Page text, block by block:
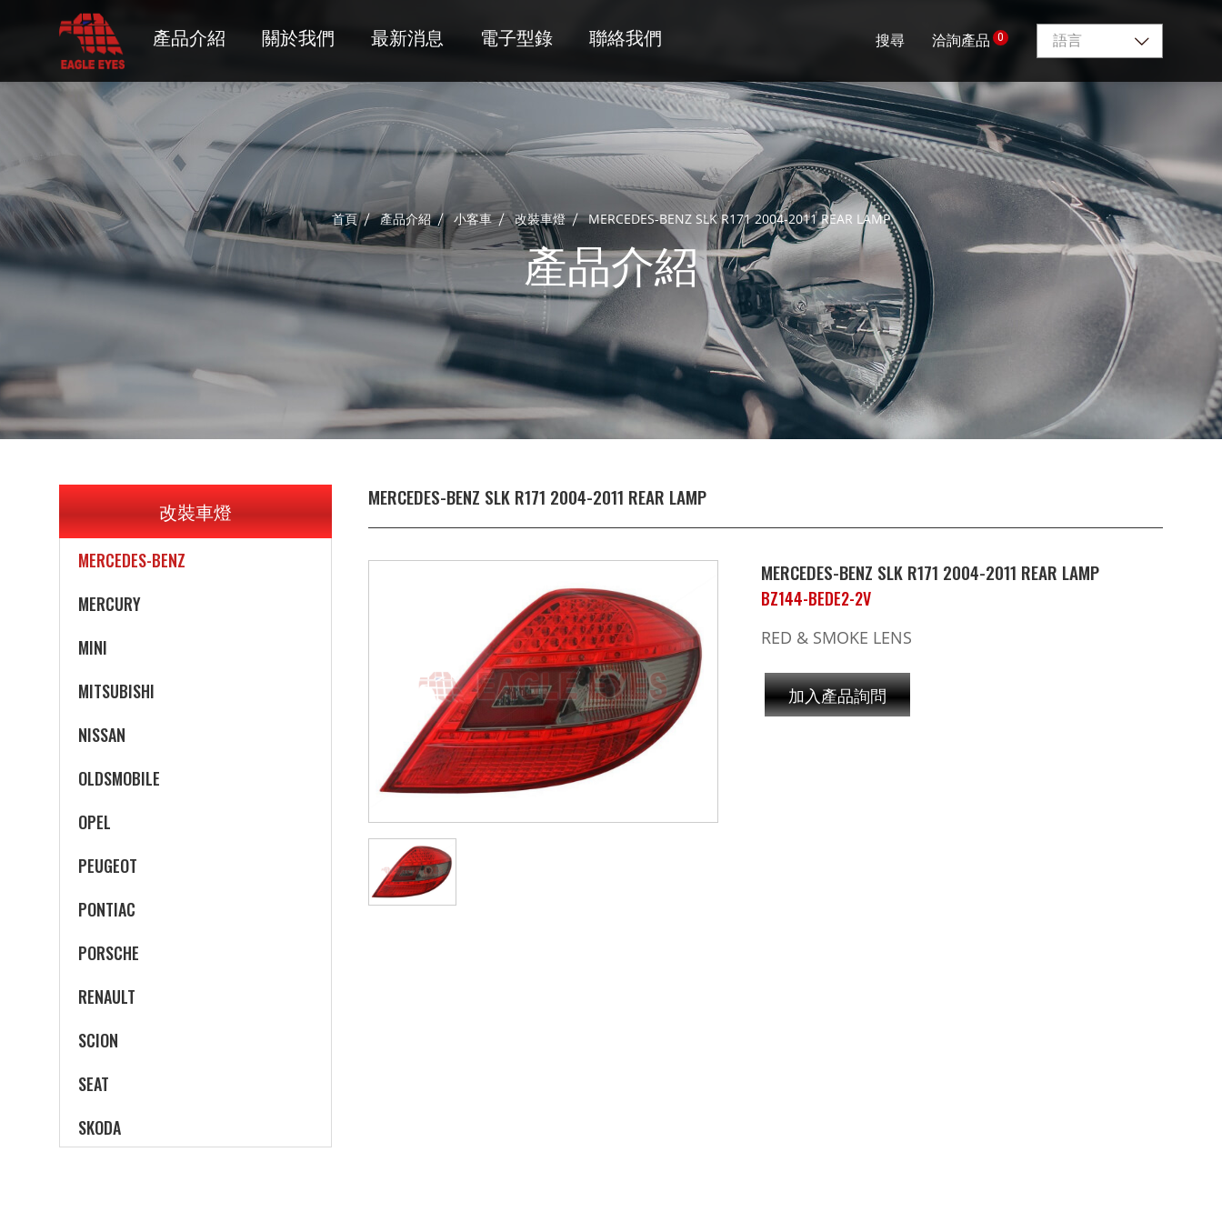
產品介紹 關於我們 最新消息 電子型錄 聯絡我們 搜尋 洽詢產品 0 語言
首頁 產品介紹 小客車 改裝車燈 MERCEDES-BENZ SLK R171 2004-2011 REAR LAMP
產品介紹
改裝車燈
GEO
GMC
HONDA
HUMMER
HYUNDAI
INFINITI
LEXUS
MERCEDES-BENZ
MERCURY
MINI
MITSUBISHI
NISSAN
OLDSMOBILE
OPEL
PEUGEOT
PONTIAC
PORSCHE
RENAULT
SCION
SEAT
SKODA
MERCEDES-BENZ SLK R171 2004-2011 REAR LAMP
MERCEDES-BENZ SLK R171 2004-2011 REAR LAMP
BZ144-BEDE2-2V
RED & SMOKE LENS
加入產品詢問